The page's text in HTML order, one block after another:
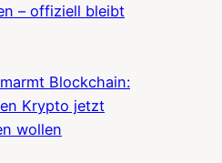
– offiziell bleibt
Blockchain:
Krypto jetzt
wollen